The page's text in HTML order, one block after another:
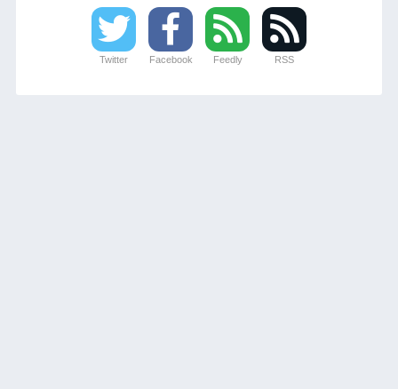
Twitter Facebook Feedly RSS